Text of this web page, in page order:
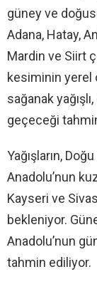
güney ve
Adana, Hatay,
Mardin ve Siirt
kesiminin yerel
sağanak
geçeceği
Yağışların,
Anadolu’nun
Kayseri ve
bekleniyor.
Anadolu’nun
tahmin ediliyor.